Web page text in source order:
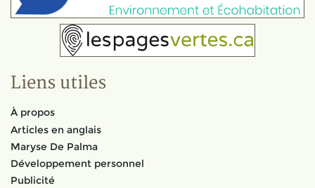
Liens utiles
À propos
Articles en anglais
Maryse De Palma
Développement personnel
Publicité